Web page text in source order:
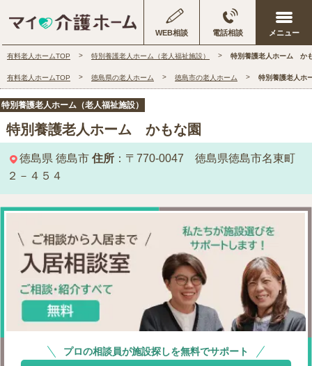
WEB相談 電話相談
有料老人ホームTOP 特別養護老人ホーム（老人福祉施設） 特別養護老人ホーム か
有料老人ホームTOP 徳島県の老人ホーム 徳島市の老人ホーム 特別養護老人ホ
特別養護老人ホーム（老人福祉施設）
特別養護老人ホーム かもな園
徳島県 徳島市 住所 ：〒770-0047 徳島県徳島市名東町
２－４５４
プロの相談員が施設探しを無料でサポート